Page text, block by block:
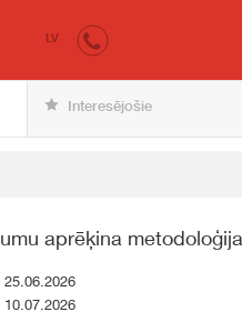
iepirkumi.lv
LV
Interesējošie
aprēķina
25.06.2026
10.07.2026